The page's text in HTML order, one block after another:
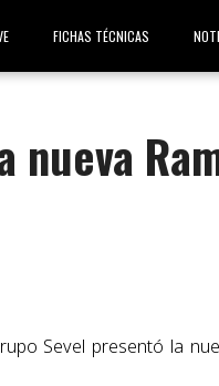
FICHAS TÉCNICAS
nueva
Sevel presentó la